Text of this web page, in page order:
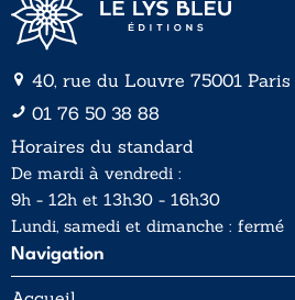
40, rue du Louvre 75001 Paris
01 76 50 38 88
Horaires du standard
De mardi à vendredi :
9h - 12h et 13h30 - 16h30
Lundi, samedi et dimanche : fermé
Navigation